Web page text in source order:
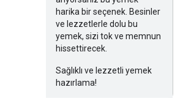
harika bir seçenek. Besinler
ve lezzetlerle dolu bu
yemek, sizi tok ve memnun
hissettirecek.
Sağlıklı ve lezzetli yemek
hazırlama!